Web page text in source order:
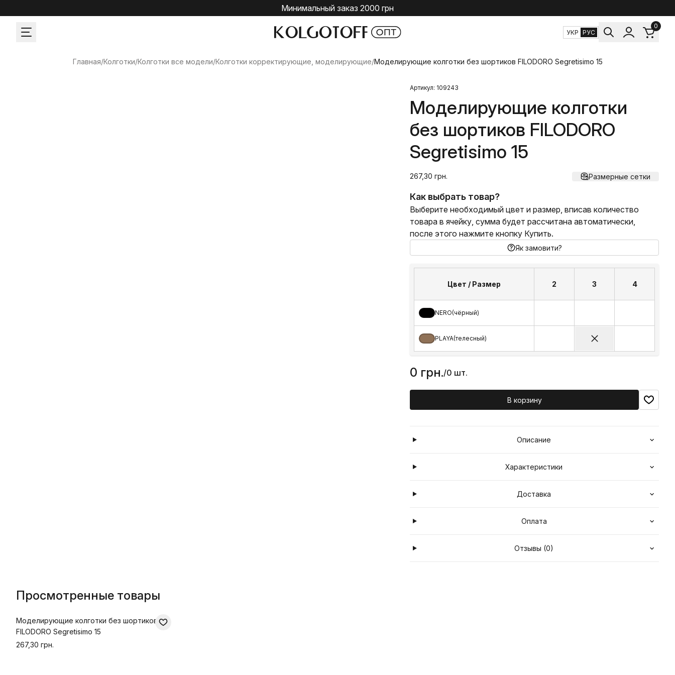
Минимальный заказ 2000 грн
УКР РУС
0
Главная/Колготки/Колготки все модели/Колготки корректирующие, моделирующие/Моделирующие колготки без шортиков FILODORO Segretisimo 15
Артикул: 109243
Моделирующие колготки
без шортиков FILODORO
Segretisimo 15
267,30 грн. Размерные сетки
Как выбрать товар?
Выберите необходимый цвет и размер, вписав количество
товара в ячейку, сумма будет рассчитана автоматически,
после этого нажмите кнопку Купить.
Як замовити?
Цвет / Размер 2 3 4
NERO(чёрный)
PLAYA(телесный)
0 грн./0 шт.
В корзину
Описание
Характеристики
Доставка
Оплата
Отзывы (0)
Просмотренные товары
Моделирующие колготки без шортиков
FILODORO Segretisimo 15
267,30 грн.